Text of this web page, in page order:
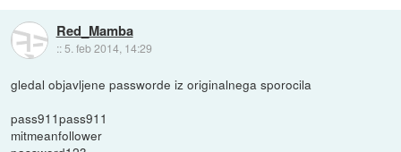
Red_Mamba
:: 5. feb 2014, 14:29
gledal objavljene passworde iz originalnega sporocila
pass911pass911
mitmeanfollower